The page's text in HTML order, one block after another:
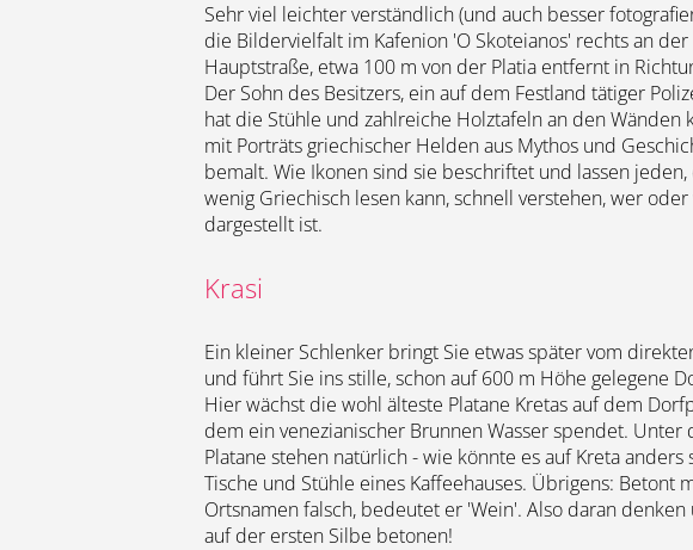
Sehr viel leichter verständlich (und auch besser
die Bildervielfalt im Kafenion 'O Skoteianos' rechts an der
Hauptstraße, etwa 100 m von der Platia entfernt in
Der Sohn des Besitzers, ein auf dem Festland tätiger
hat die Stühle und zahlreiche Holztafeln an den Wänden
mit Porträts griechischer Helden aus Mythos und
bemalt. Wie Ikonen sind sie beschriftet und lassen
wenig Griechisch lesen kann, schnell verstehen, wer oder
dargestellt ist.
Krasi
Ein kleiner Schlenker bringt Sie etwas später vom
und führt Sie ins stille, schon auf 600 m Höhe gelegene
Hier wächst die wohl älteste Platane Kretas auf dem
dem ein venezianischer Brunnen Wasser spendet. Unter
Platane stehen natürlich - wie könnte es auf Kreta anders
Tische und Stühle eines Kaffeehauses. Übrigens: Betont
Ortsnamen falsch, bedeutet er 'Wein'. Also daran
auf der ersten Silbe betonen!